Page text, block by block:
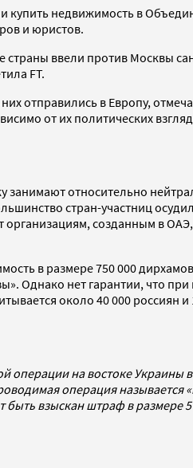
купить недвижимость в
и юристов.
ввели против Москвы
FT.
отправились в Европу,
от их политических
относительно
стран-участниц
созданным в
в размере 750 000
Однако нет гарантии, что
около 40 000 россиян
на востоке
операция называется
взыскан штраф в размере